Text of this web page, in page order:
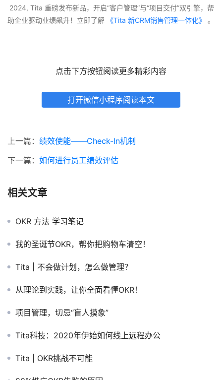
助企业驱动业绩飙升！立即了解 《Tita 新CRM销售管理一体化》 。
点击下方按钮阅读更多精彩内容
打开微信小程序阅读本文
上一篇： 绩效使能——Check-In机制
下一篇： 如何进行员工绩效评估
相关文章
OKR 方法 学习笔记
我的圣诞节OKR，帮你把购物车清空！
Tita | 不会做计划，怎么做管理？
从理论到实践，让你全面看懂OKR！
项目管理，切忌“盲人摸象”
Tita科技：2020年伊始如何线上远程办公
Tita | OKR挑战不可能